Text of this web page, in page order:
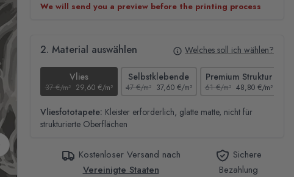
We will send you a preview before the printing process
2. Material auswählen Welches soll ich wählen?
Vlies
37 €/m² 29,60 €/m²
Selbstklebende
47 €/m² 37,60 €/m²
Premium Struktur
61 €/m² 48,80 €/m²
Vliesfototapete: Kleister erforderlich, glatte matte, nicht für
strukturierte Oberflächen
Kostenloser Versand nach
Vereinigte Staaten
Sichere
Bezahlung